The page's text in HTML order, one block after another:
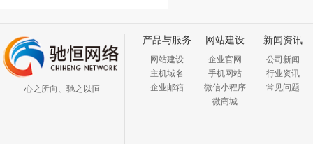
心之所向、驰之以恒
产品与服务
网站建设
主机域名
企业邮箱
网站建设
企业官网
手机网站
微信小程序
微商城
新闻资讯
公司新闻
行业资讯
常见问题